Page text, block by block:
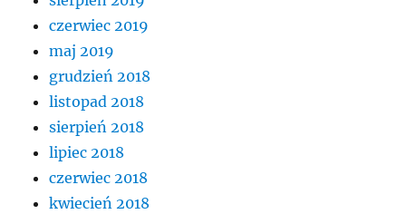
czerwiec 2019
maj 2019
grudzień 2018
listopad 2018
sierpień 2018
lipiec 2018
czerwiec 2018
kwiecień 2018